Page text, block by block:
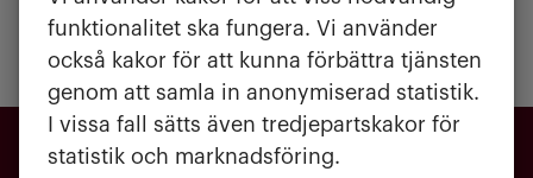
funktionalitet ska fungera. Vi använder
också kakor för att kunna förbättra tjänsten
genom att samla in anonymiserad statistik.
I vissa fall sätts även tredjepartskakor för
statistik och marknadsföring.